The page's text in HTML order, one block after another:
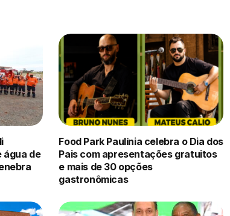
água de
Food Park Paulínia celebra o Dia dos
Pais com apresentações gratuitos
e mais de 30 opções
gastronômicas